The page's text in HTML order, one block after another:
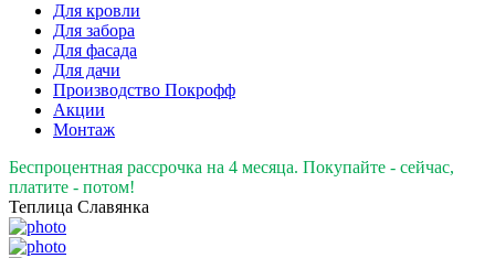
Для кровли
Для забора
Для фасада
Для дачи
Производство Покрофф
Акции
Монтаж
Беспроцентная рассрочка на 4 месяца. Покупайте - сейчас,
платите - потом!
Теплица Славянка